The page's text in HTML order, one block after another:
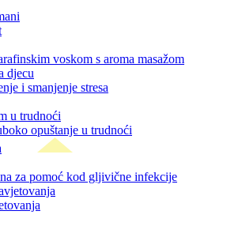
voskom s aroma masažom
djecu
i smanjenje stresa
u trudnoći
opuštanje u trudnoći
za pomoć kod gljivične infekcije